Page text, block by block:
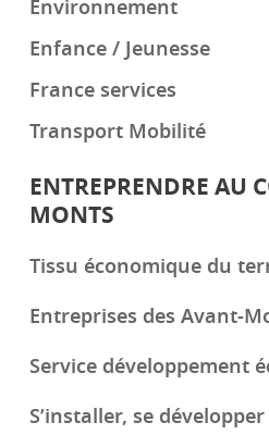
Environnement
Enfance / Jeunesse
France services
Transport Mobilité
ENTREPRENDRE AU
MONTS
Tissu économique du
Entreprises des Avant-
Service développement
S’installer, se développer